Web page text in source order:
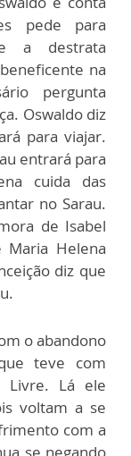
pede para
a destrata
na
pergunta
Oswaldo diz
para viajar.
entrará para
cuida das
no Sarau.
de Isabel
Helena
diz que
o abandono
teve com
Livre. Lá ele
voltam a se
com a
se negando